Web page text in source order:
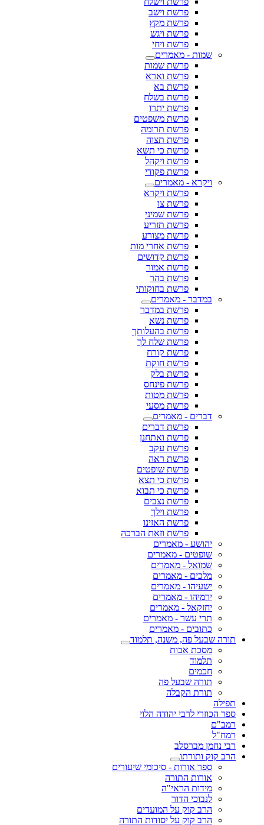
פרשת וישב
פרשת מקץ
פרשת ויגש
פרשת ויחי
שמות - מאמרים
פרשת שמות
פרשת וארא
פרשת בא
פרשת בשלח
פרשת יתרו
פרשת משפטים
פרשת תרומה
פרשת תצוה
פרשת כי תשא
פרשת ויקהל
פרשת פקודי
ויקרא - מאמרים
פרשת ויקרא
פרשת צו
פרשת שמיני
פרשת תזריע
פרשת מצורע
פרשת אחרי מות
פרשת קדושים
פרשת אמור
פרשת בהר
פרשת בחוקותי
במדבר - מאמרים
פרשת במדבר
פרשת נשא
פרשת בהעלותך
פרשת שלח לך
פרשת קורח
פרשת חוקת
פרשת בלק
פרשת פינחס
פרשת מטות
פרשת מסעי
דברים - מאמרים
פרשת דברים
פרשת ואתחנן
פרשת עקב
פרשת ראה
פרשת שופטים
פרשת כי תצא
פרשת כי תבוא
פרשת נצבים
פרשת וילך
פרשת האזינו
פרשת וזאת הברכה
יהושע - מאמרים
שופטים - מאמרים
שמואל - מאמרים
מלכים - מאמרים
ישעיהו - מאמרים
ירמיהו - מאמרים
יחזקאל - מאמרים
תרי עשר - מאמרים
כתובים - מאמרים
תורה שבעל פה, משנה, תלמוד
מסכת אבות
תלמוד
חכמים
תורה שבעל פה
תורת הקבלה
תפילה
ספר הכוזרי לרבי יהודה הלוי
רמב"ם
רמח"ל
רבי נחמן מברסלב
הרב קוק ותורתו
ספר אורות - סיכומי שיעורים
אורות התורה
מידות הראי"ה
לנבוכי הדור
הרב קוק על המועדים
הרב קוק על יסודות התורה